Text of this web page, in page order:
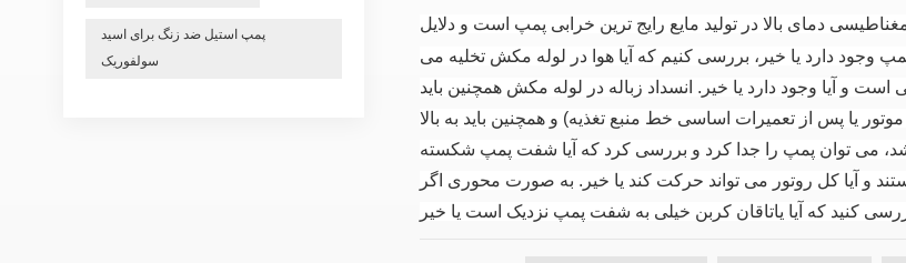
دمای بالا در تولید مایع رایج ترین خرابی پمپ است و دلایل
وجود دارد یا خیر، بررسی کنیم که آیا هوا در لوله مکش تخلیه می
و آیا وجود دارد یا خیر. انسداد زباله در لوله مکش همچنین باید
پس از تعمیرات اساسی خط منبع تغذیه) و همچنین باید به بالا
می توان پمپ را جدا کرد و بررسی کرد که آیا شفت پمپ شکسته
و آیا کل روتور می تواند حرکت کند یا خیر. به صورت محوری اگر
پمپ استیل ضد زنگ برای اسید
سولفوریک